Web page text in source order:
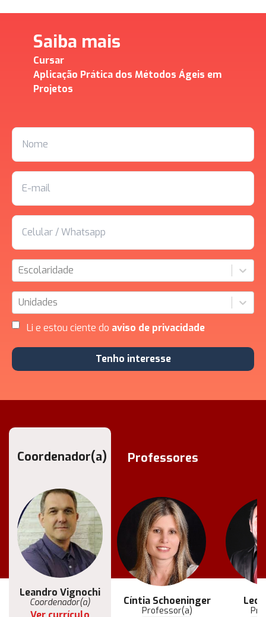
Saiba mais
Cursar
Aplicação Prática dos Métodos Ágeis em
Projetos
Escolaridade
Unidades
Li e estou ciente do aviso de privacidade
Tenho interesse
Coordenador(a)
Leandro Vignochi
Coordenador(a)
Coordenador(a)
Coordenador(a)
Professores
Cíntia Schoeninger
Professor(a)